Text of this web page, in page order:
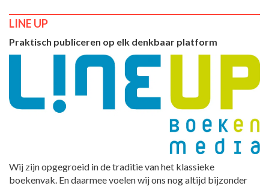
LINE UP
Praktisch publiceren op elk denkbaar platform
Wij zijn opgegroeid in de traditie van het klassieke
boekenvak. En daarmee voelen wij ons nog altijd bijzonder